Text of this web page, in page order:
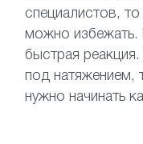
специалистов,
можно избежать.
быстрая
под натяжением,
нужно начинать